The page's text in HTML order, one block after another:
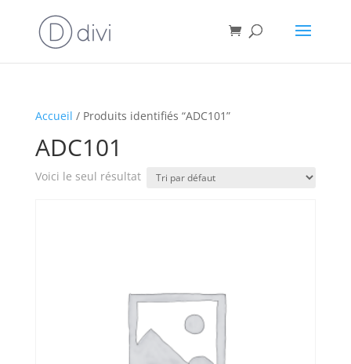
Accueil / Produits identifiés “ADC101”
ADC101
Voici le seul résultat